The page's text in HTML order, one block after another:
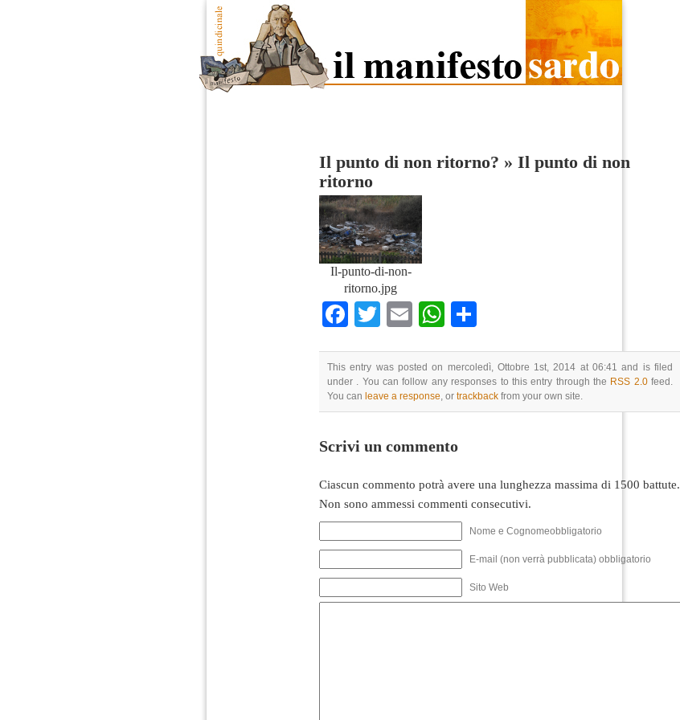
Il punto di non ritorno? » Il punto di non
ritorno
Il-punto-di-non-
ritorno.jpg
Facebook
TwitterEmailWhatsApp
This entry was posted on mercoledì, Ottobre 1st, 2014 at 06:41 and is filed
under . You can follow any responses to this entry through the RSS 2.0feed.
You can leave a response, or trackback from your own site.
Scrivi un commento
Ciascun commento potrà avere una lunghezza massima di 1500 battute.
Non sono ammessi commenti consecutivi.
Nome e Cognomeobbligatorio
E-mail (non verrà pubblicata) obbligatorio
Sito Web